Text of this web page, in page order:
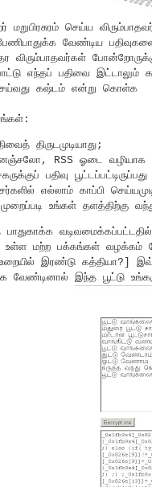
மறுபிரசுரம் செய்ய
வேண்டிய
விரும்பாதவர்கள்
எந்தப் பதிவை இட்டாலும்
கஷ்டம் என்று கொள்க
திருடமுடியாது;
RSS ஓடை வழியாக
பதிவு
எல்லாம் காப்பி
உங்கள் தளத்திற்கு
மற்ற பக்கங்கள் வழக்கம்
இரண்டு கத்தியா?]
வேண்டினால் இந்த பூட்டு